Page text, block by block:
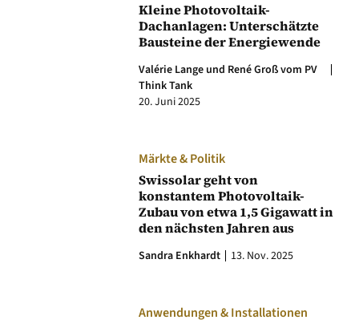
Kleine Photovoltaik-
Dachanlagen: Unterschätzte
Bausteine der Energiewende
Valérie Lange und René Groß vom PV
Think Tank
20. Juni 2025
Märkte & Politik
Swissolar geht von
konstantem Photovoltaik-
Zubau von etwa 1,5 Gigawatt in
den nächsten Jahren aus
Sandra Enkhardt 13. Nov. 2025
Anwendungen & Installationen